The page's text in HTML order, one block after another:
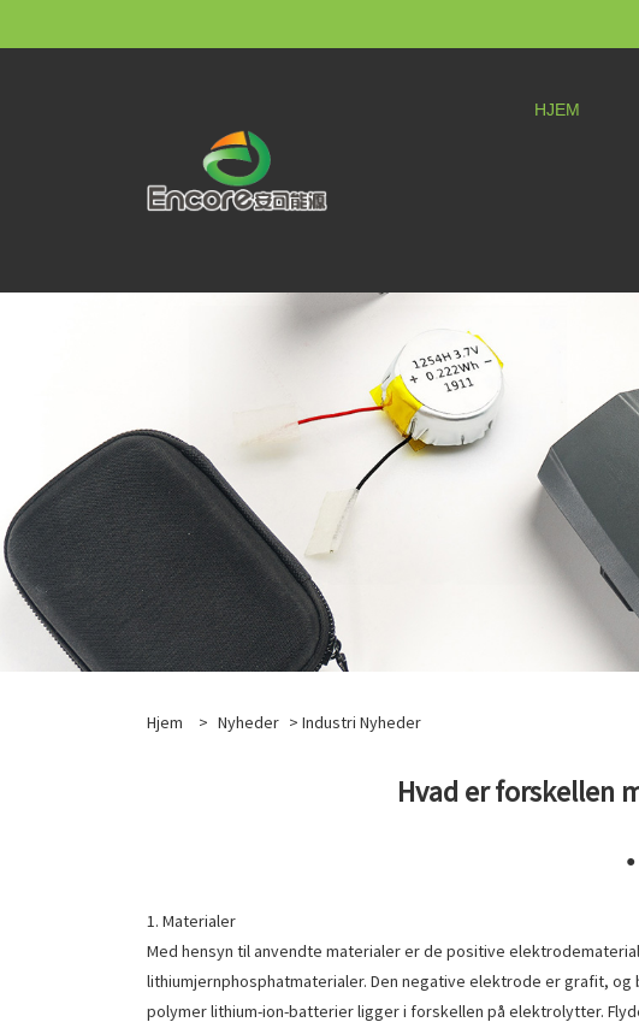
HJEM
Hjem > Nyheder > Industri Nyheder
Hvad er
●
1. Materialer
Med hensyn til anvendte materialer er de positive
lithiumjernphosphatmaterialer. Den negative elektrode er grafit,
polymer lithium-ion-batterier ligger i forskellen på elektrolytter.